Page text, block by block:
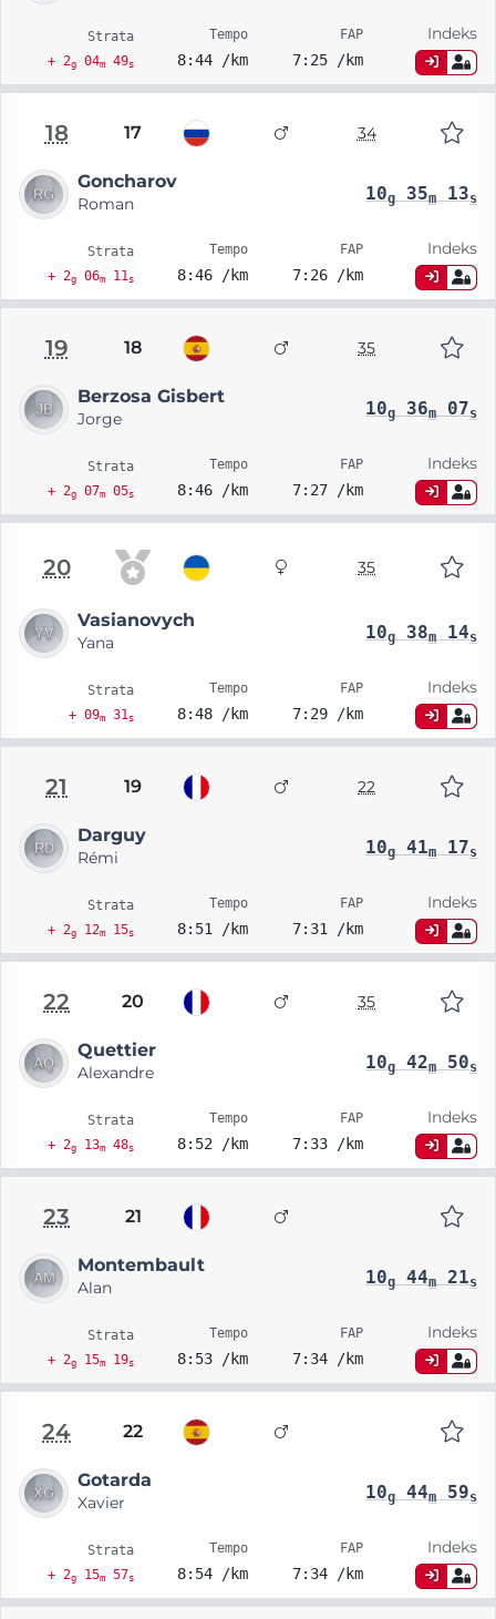
Strata
+ 2g04m49s
Tempo
8:44 /km
FAP
7:25 /km
Indeks
18 17 34
Goncharov
Roman 10g35m13s
Strata
+ 2g06m11s
Tempo
8:46 /km
FAP
7:26 /km
Indeks
19 18 35
Berzosa Gisbert
Jorge 10g36m07s
Strata
+ 2g07m05s
Tempo
8:46 /km
FAP
7:27 /km
Indeks
20 35
Vasianovych
Yana 10g38m14s
Strata
+ 09m31s
Tempo
8:48 /km
FAP
7:29 /km
Indeks
21 19 22
Darguy
Rémi 10g41m17s
Strata
+ 2g12m15s
Tempo
8:51 /km
FAP
7:31 /km
Indeks
22 20 35
Quettier
Alexandre 10g42m50s
Strata
+ 2g13m48s
Tempo
8:52 /km
FAP
7:33 /km
Indeks
23 21
Montembault
Alan 10g44m21s
Strata
+ 2g15m19s
Tempo
8:53 /km
FAP
7:34 /km
Indeks
24 22
Gotarda
Xavier 10g44m59s
Strata
+ 2g15m57s
Tempo
8:54 /km
FAP
7:34 /km
Indeks